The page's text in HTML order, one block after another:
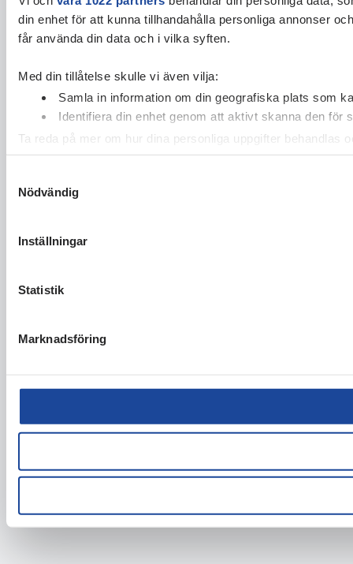
din enhet för att kunna tillhandahålla personliga annonser
får använda din data och i vilka syften.
Med din tillåtelse skulle vi även vilja:
Samla in information om din geografiska plats som
Identifiera din enhet genom att aktivt skanna den för
Ta reda på mer om hur dina personliga uppgifter behandlas
cookie-förklaringen.
Vi använder enhetsidentifierare för att anpassa innehållet
Nödvändig
Inställningar
Statistik
Marknadsföring